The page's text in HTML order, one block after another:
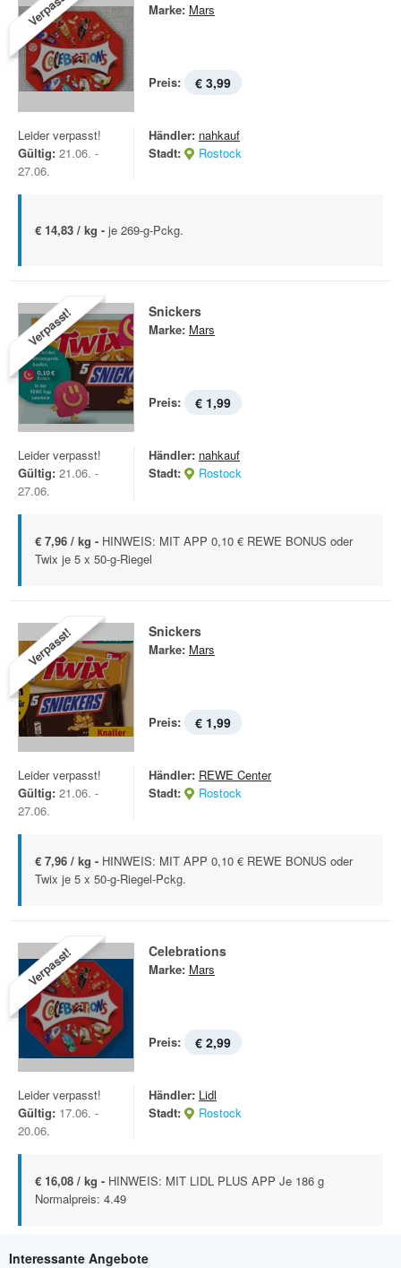
Marke: Mars
Preis: € 3,99
Leider verpasst!
Gültig: 21.06. -
27.06.
Händler: nahkauf
Stadt:
Rostock
€ 14,83 / kg - je 269-g-Pckg.
Verpasst! Snickers
Marke: Mars
Preis: € 1,99
Leider verpasst!
Gültig: 21.06. -
27.06.
Händler: nahkauf
Stadt:
Rostock
€ 7,96 / kg - HINWEIS: MIT APP 0,10 € REWE BONUS oder
Twix je 5 x 50-g-Riegel
Verpasst! Snickers
Marke: Mars
Preis: € 1,99
Leider verpasst!
Gültig: 21.06. -
27.06.
Händler: REWE Center
Stadt:
Rostock
€ 7,96 / kg - HINWEIS: MIT APP 0,10 € REWE BONUS oder
Twix je 5 x 50-g-Riegel-Pckg.
Verpasst! Celebrations
Marke: Mars
Preis: € 2,99
Leider verpasst!
Gültig: 17.06. -
20.06.
Händler: Lidl
Stadt:
Rostock
€ 16,08 / kg - HINWEIS: MIT LIDL PLUS APP Je 186 g
Normalpreis: 4.49
Interessante Angebote